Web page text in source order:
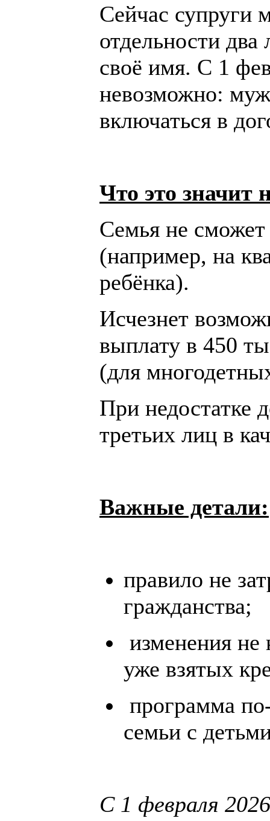
Сейчас супруги
отдельности
своё имя. С 1
невозможно:
включаться в
Что это значит
Семья не сможет
(например, на
ребёнка).
Исчезнет
выплату в 450
(для
При недостатке
третьих лиц в
Важные детали:
правило не
гражданства;
изменения не
уже взятых
программа
семьи с
С 1 февраля